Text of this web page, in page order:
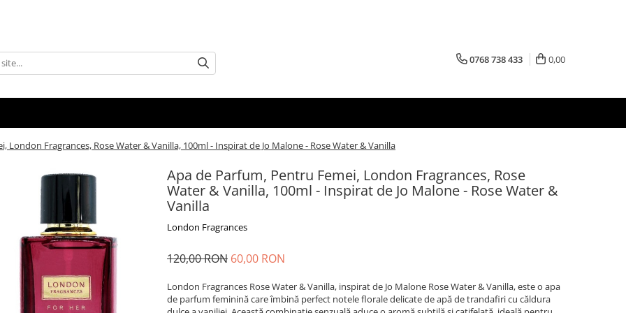
0768 738 433 0,00
London Fragrances, Rose Water & Vanilla, 100ml - Inspirat de Jo Malone - Rose Water & Vanilla
Apa de Parfum, Pentru Femei, London Fragrances, Rose
Water & Vanilla, 100ml - Inspirat de Jo Malone - Rose Water &
Vanilla
London Fragrances
120,00 RON 60,00 RON
London Fragrances Rose Water & Vanilla, inspirat de Jo Malone Rose Water & Vanilla, este o apa
de parfum feminină care îmbină perfect notele florale delicate de apă de trandafiri cu căldura